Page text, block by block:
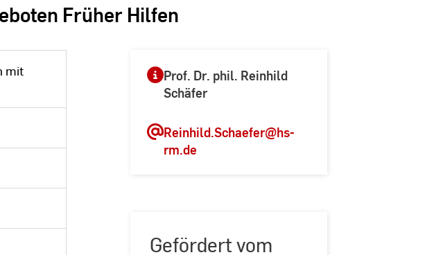
Früher Hilfen
mit
Prof. Dr. phil. Reinhild
Schäfer
Reinhild.Schaefer@hs-
rm.de
Gefördert vom